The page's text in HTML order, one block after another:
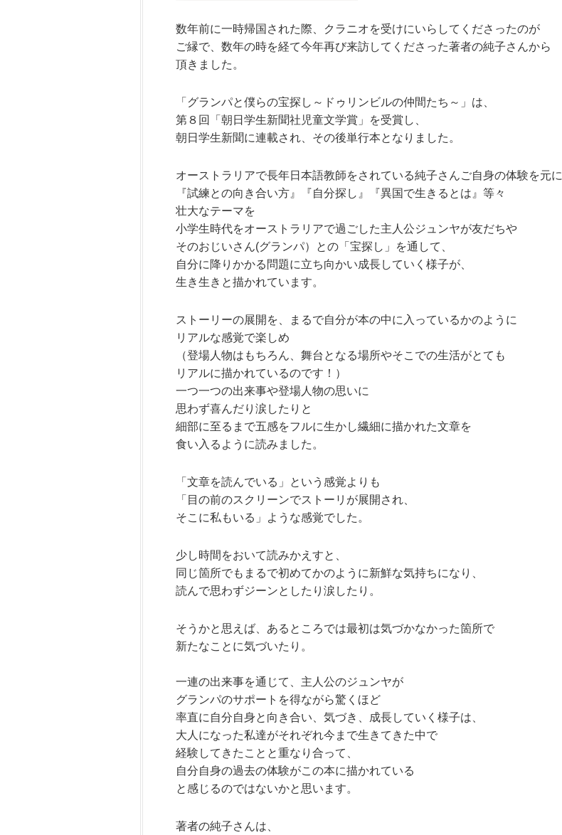
数年前に一時帰国された際、クラニオを受けにいらしてくださったのが
ご縁で、数年の時を経て今年再び来訪してくださった著者の純子さんから
頂きました。
「グランパと僕らの宝探し～ドゥリンビルの仲間たち～」は、
第８回「朝日学生新聞社児童文学賞」を受賞し、
朝日学生新聞に連載され、 その後単行本となりました。
オーストラリアで長年日本語教師をされている純子さんご自身の体験を元に
『試練との向き合い方』『自分探し』『異国で生きるとは』等々
壮大なテーマを
小学生時代をオーストラリアで過ごした主人公ジュンヤが友だちや
そのおじいさん(グランパ）との「宝探し」を通して、
自分に降りかかる問題に立ち向かい成長していく様子が、
生き生きと描かれています。
ストーリーの展開を、まるで自分が本の中に入っているかのように
リアルな感覚で楽しめ
（登場人物はもちろん、舞台となる場所やそこでの生活がとても
リアルに描かれているのです！）
一つ一つの出来事や登場人物の思いに
思わず喜んだり涙したりと
細部に至るまで五感をフルに生かし繊細に描かれた文章を
食い入るように読みました。
「文章を読んでいる」という感覚よりも
「目の前のスクリーンでストーリが展開され、
そこに私もいる」ような感覚でした。
少し時間をおいて読みかえすと、
同じ箇所でもまるで初めてかのように新鮮な気持ちになり、
読んで思わずジーンとしたり涙したり。
そうかと思えば、あるところでは最初は気づかなかった箇所で
新たなことに気づいたり。
一連の出来事を通じて、主人公のジュンヤが
グランパのサポートを得ながら驚くほど
率直に自分自身と向き合い、気づき、成長していく様子は、
大人になった私達がそれぞれ今まで生きてきた中で
経験してきたことと重なり合って、
自分自身の過去の体験がこの本に描かれている
と感じるのではないかと思います。
著者の純子さんは、